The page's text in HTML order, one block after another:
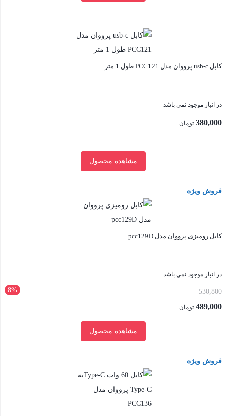
کابل usb-c پرووان مدل PCC121 طول 1 متر
در انبار موجود نمی باشد
380,000 تومان
مشاهده محصول
بستن
فروش ویژه
کابل رومیزی پرووان مدل pcc129D
در انبار موجود نمی باشد
8% 530,800 قیمت
اصلی:489,000 تومان
مشاهده محصول
بستن
فروش ویژه